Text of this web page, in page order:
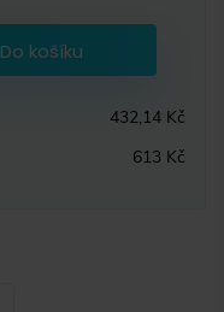
Do košíku
432,14 Kč
613 Kč